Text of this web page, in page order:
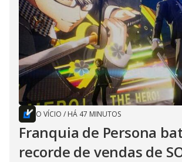
O VÍCIO / HÁ 47 MINUTOS
Franquia de Persona
recorde de vendas de